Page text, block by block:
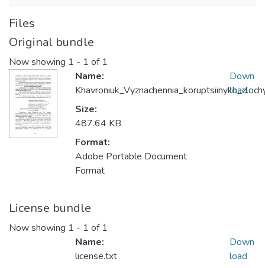
Files
Original bundle
Now showing 1 - 1 of 1
Name:
Size:
487.64 KB
Format:
Adobe Portable Document
Format
Down
load
License bundle
Now showing 1 - 1 of 1
Name:
license.txt
Down
load